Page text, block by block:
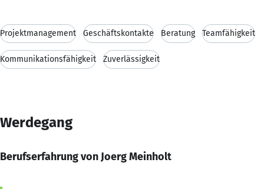
Projektmanagement Geschäftskontakte Beratung Teamfähigkeit
Kommunikationsfähigkeit Zuverlässigkeit
Werdegang
Berufserfahrung von Joerg Meinholt